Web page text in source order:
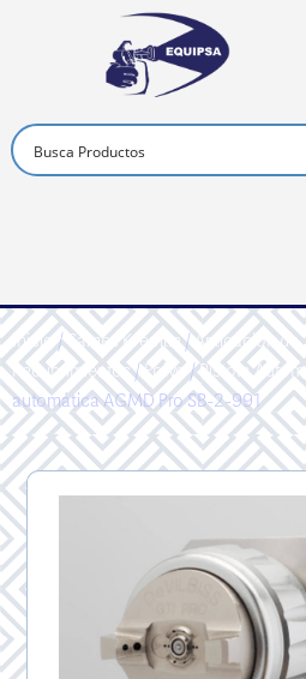
Inicio/Sames Kremlin/Aplicacion de
Recubrimientos/Polvo/Pistola
automática AGMD Pro SB-2-991